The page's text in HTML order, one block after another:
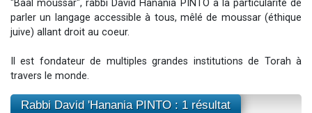
Il reste 49 places pour étudier en groupe sur Zoom
12 nouvelles musiques dans Torah-Box Music
2 personnes viennent de nous rejoindre sur WhatsApp
"Baal moussar", rabbi David Hanania PINTO a la particularité de
parler un langage accessible à tous, mêlé de moussar (éthique
juive) allant droit au coeur.
Il est fondateur de multiples grandes institutions de Torah à
travers le monde.
Rabbi David 'Hanania PINTO : 1 résultat